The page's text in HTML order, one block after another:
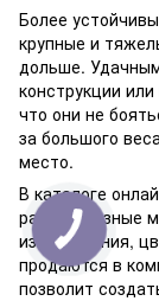
Более
крупные и
дольше.
конструкции
что они не
за большого
место.
В каталоге
разнообразные
изготовления,
продаются в
позволит